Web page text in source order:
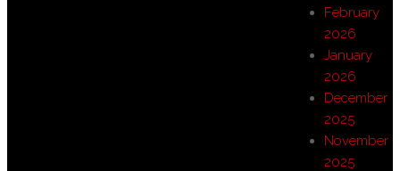
February
2026
January
2026
December
2025
November
2025